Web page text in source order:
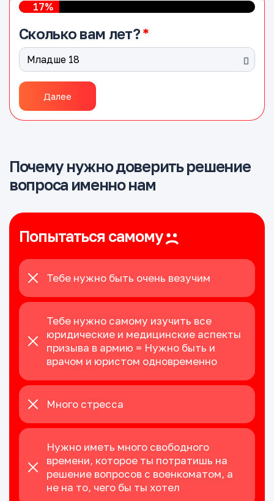
17%
Сколько вам лет?
Далее
Почему нужно доверить решение
вопроса именно нам
Попытаться самому
Тебе нужно быть очень везучим
Тебе нужно самому изучить все
юридические и медицинские аспекты
призыва в армию = Нужно быть и
врачом и юристом одновременно
Много стресса
Нужно иметь много свободного
времени, которое ты потратишь на
решение вопросов с военкоматом, а
не на то, чего бы ты хотел